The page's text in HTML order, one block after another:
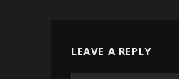
LEAVE A REPLY